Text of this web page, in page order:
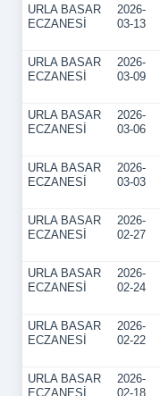
URLA BASAR
ECZANESİ
2026-
03-13
URLA BASAR
ECZANESİ
2026-
03-09
URLA BASAR
ECZANESİ
2026-
03-06
URLA BASAR
ECZANESİ
2026-
03-03
URLA BASAR
ECZANESİ
2026-
02-27
URLA BASAR
ECZANESİ
2026-
02-24
URLA BASAR
ECZANESİ
2026-
02-22
URLA BASAR
ECZANESİ
2026-
02-18